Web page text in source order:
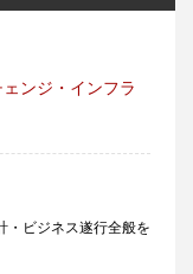
ンジ・インフラ
ビジネス遂行全般を